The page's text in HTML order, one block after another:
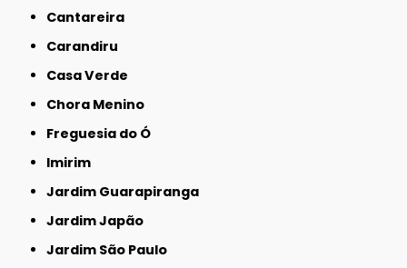
Cantareira
Carandiru
Casa Verde
Chora Menino
Freguesia do Ó
Imirim
Jardim Guarapiranga
Jardim Japão
Jardim São Paulo